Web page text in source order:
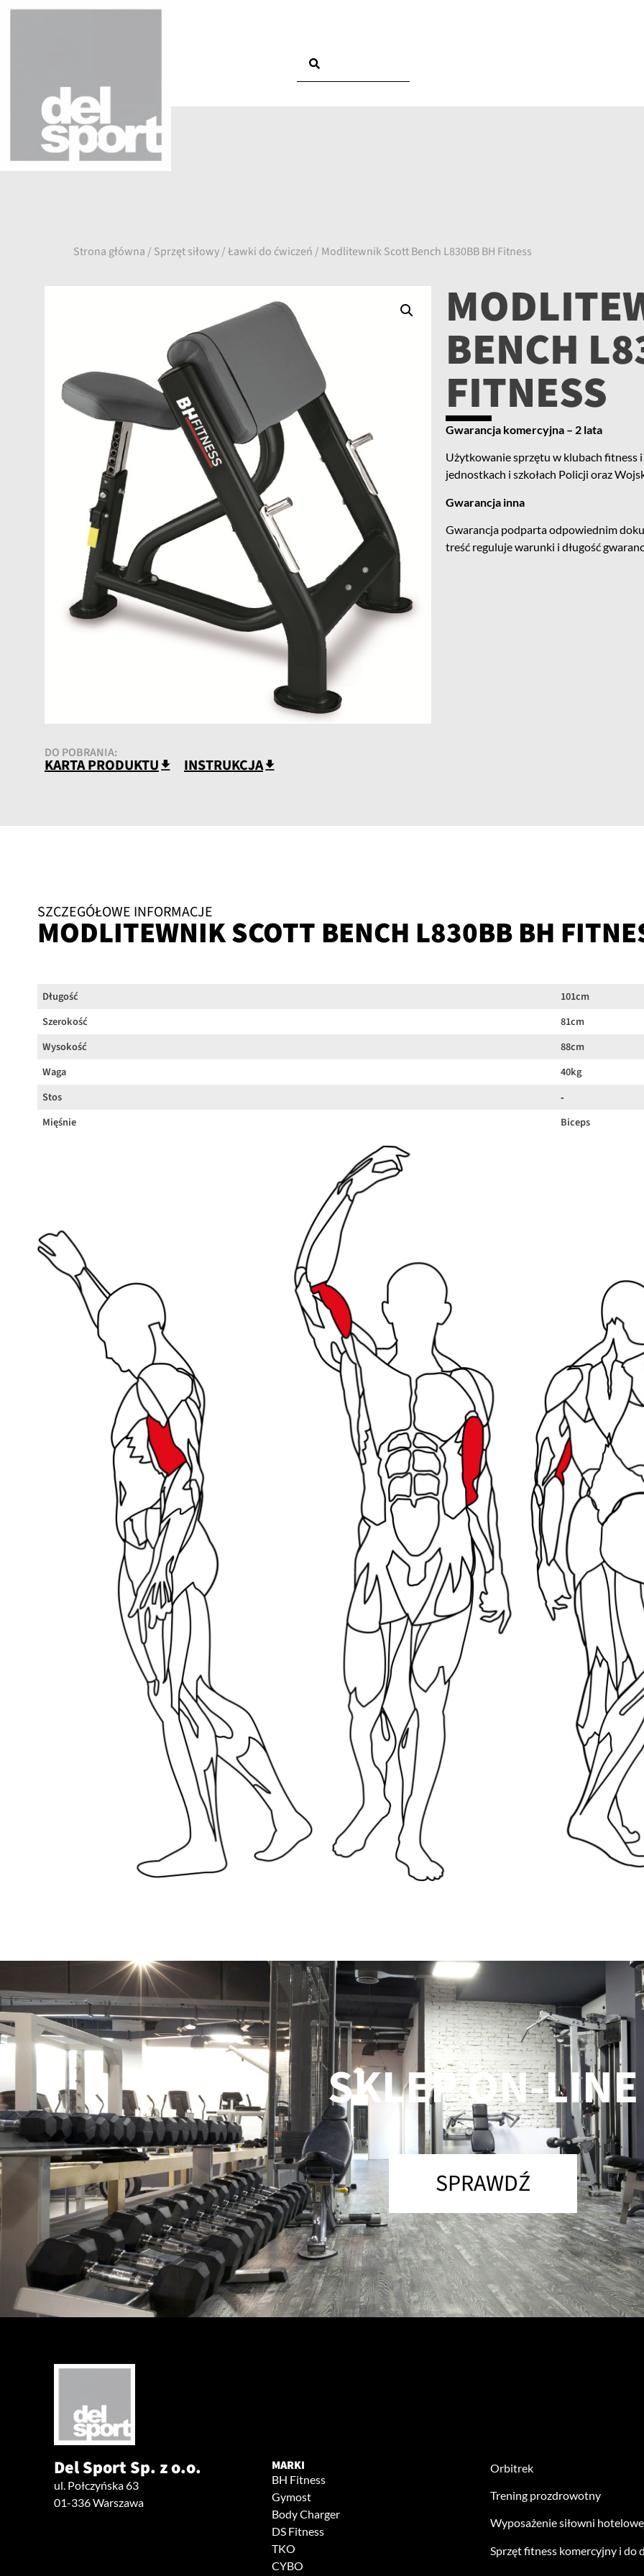
Strona główna / Sprzęt siłowy/Ławki do ćwiczeń / Modlitewnik Scott Bench L830BB BH Fitness
DO POBRANIA:
KARTA PRODUKTU INSTRUKCJA
BENCH
FITNESS
Gwarancja komercyjna – 2 lata
Użytkowanie sprzętu w klubach fitness
jednostkach i szkołach Policji oraz
Gwarancja inna
Gwarancja podparta odpowiednim
treść reguluje warunki i długość
SZCZEGÓŁOWE INFORMACJE
MODLITEWNIK SCOTT BENCH L830BB BH
Długość
101cm
Szerokość
81cm
Wysokość
88cm
Waga
40kg
Stos
‐
Mięśnie
Biceps
SKLEP ON-LINE
SPRAWDŹ
Del Sport Sp. z o.o.
ul. Połczyńska 63
01-336 Warszawa
MARKI
BH Fitness
Gymost
Body Charger
DS Fitness
TKO
CYBO
Orbitrek
Trening prozdrowotny
Wyposażenie siłowni
Sprzęt fitness komercyjny i do